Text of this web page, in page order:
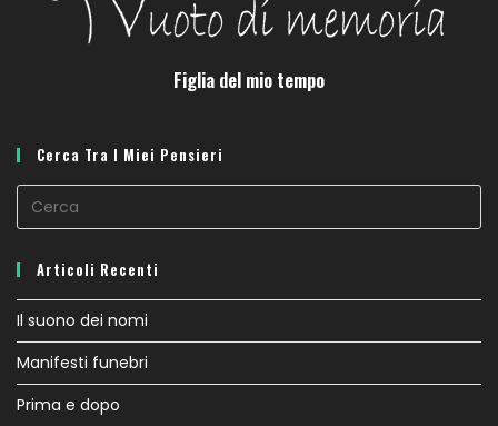
Figlia del mio tempo
Cerca Tra I Miei Pensieri
Articoli Recenti
Il suono dei nomi
Manifesti funebri
Prima e dopo